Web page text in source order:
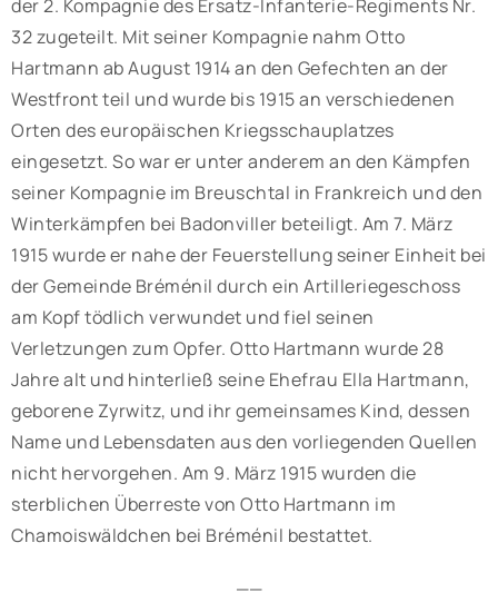
der 2. Kompagnie des Ersatz-Infanterie-Regiments Nr.
32 zugeteilt. Mit seiner Kompagnie nahm Otto
Hartmann ab August 1914 an den Gefechten an der
Westfront teil und wurde bis 1915 an verschiedenen
Orten des europäischen Kriegsschauplatzes
eingesetzt. So war er unter anderem an den Kämpfen
seiner Kompagnie im Breuschtal in Frankreich und den
Winterkämpfen bei Badonviller beteiligt. Am 7. März
1915 wurde er nahe der Feuerstellung seiner Einheit bei
der Gemeinde Bréménil durch ein Artilleriegeschoss
am Kopf tödlich verwundet und fiel seinen
Verletzungen zum Opfer. Otto Hartmann wurde 28
Jahre alt und hinterließ seine Ehefrau Ella Hartmann,
geborene Zyrwitz, und ihr gemeinsames Kind, dessen
Name und Lebensdaten aus den vorliegenden Quellen
nicht hervorgehen. Am 9. März 1915 wurden die
sterblichen Überreste von Otto Hartmann im
Chamoiswäldchen bei Bréménil bestattet.
——